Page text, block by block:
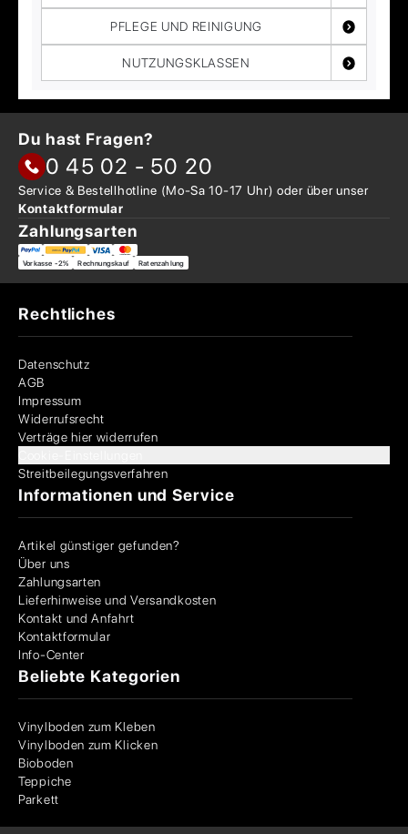
PFLEGE UND REINIGUNG
NUTZUNGSKLASSEN
Du hast Fragen?
0 45 02 - 50 20
Service & Bestellhotline (Mo-Sa 10-17 Uhr) oder überunser
Kontaktformular
Zahlungsarten
Vorkasse -2% Rechnungskauf Ratenzahlung
Rechtliches
Datenschutz
AGB
Impressum
Widerrufsrecht
Verträge hier widerrufen
Streitbeilegungsverfahren
Informationen und Service
Artikel günstiger gefunden?
Über uns
Zahlungsarten
Lieferhinweise und Versandkosten
Kontakt und Anfahrt
Kontaktformular
Info-Center
Beliebte Kategorien
Vinylboden zum Kleben
Vinylboden zum Klicken
Bioboden
Teppiche
Parkett